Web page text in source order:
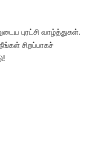
புரட்சி வாழ்த்துகள்.
சிறப்பாகச்